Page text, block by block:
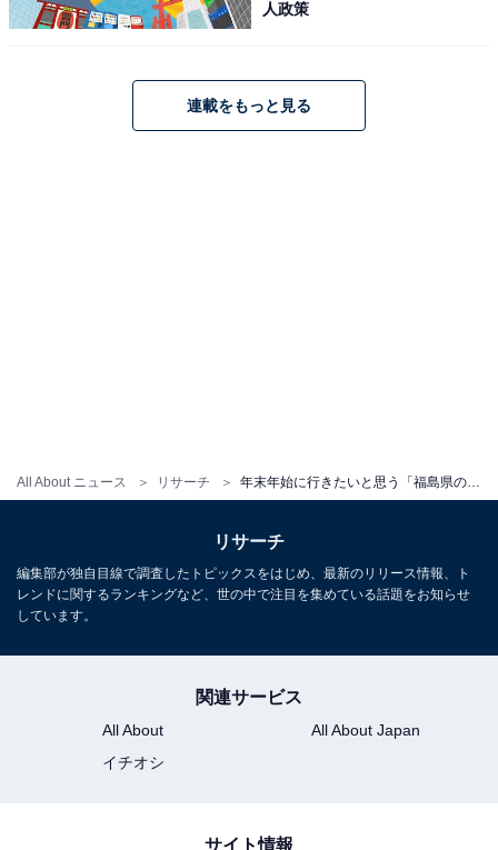
All About ニュース リサーチ 年末年始に行きたいと思う「福島県の道の駅」ランキング！ 2位「いわき・ら・ら・ミュウ」を抑えた1位は？【2025年調査】
人政策
連載をもっと見る
リサーチ
編集部が独自目線で調査したトピックスをはじめ、最新のリリース情報、ト
レンドに関するランキングなど、世の中で注目を集めている話題をお知らせ
しています。
関連サービス
All About
All About Japan
イチオシ
サイト情報